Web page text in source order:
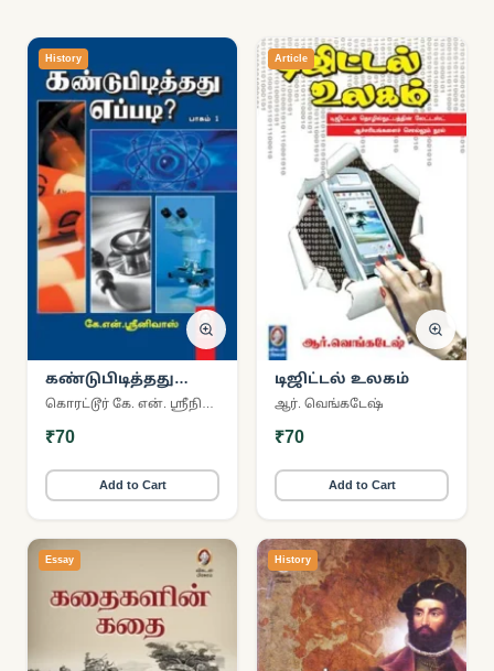
History
கண்டுபிடித்தது
எப்படி? (பாகம் 1)
₹70
Add to Cart
Article
டிஜிட்டல் உலகம்
ஆர். வெங்கடேஷ்
₹70
Add to Cart
Essay History